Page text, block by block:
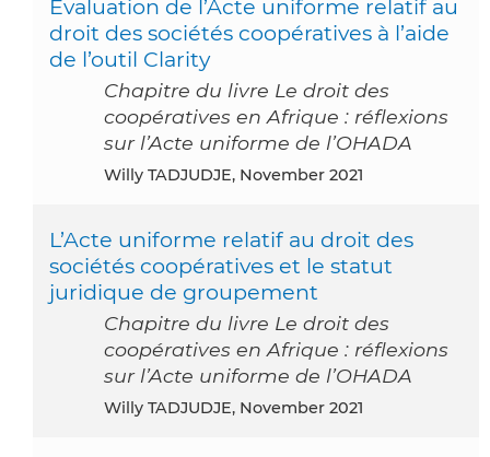
Évaluation de l’Acte uniforme relatif au
droit des sociétés coopératives à l’aide
de l’outil Clarity
Chapitre du livre Le droit des
coopératives en Afrique : réflexions
sur l’Acte uniforme de l’OHADA
Willy TADJUDJE, November 2021
L’Acte uniforme relatif au droit des
sociétés coopératives et le statut
juridique de groupement
Chapitre du livre Le droit des
coopératives en Afrique : réflexions
sur l’Acte uniforme de l’OHADA
Willy TADJUDJE, November 2021